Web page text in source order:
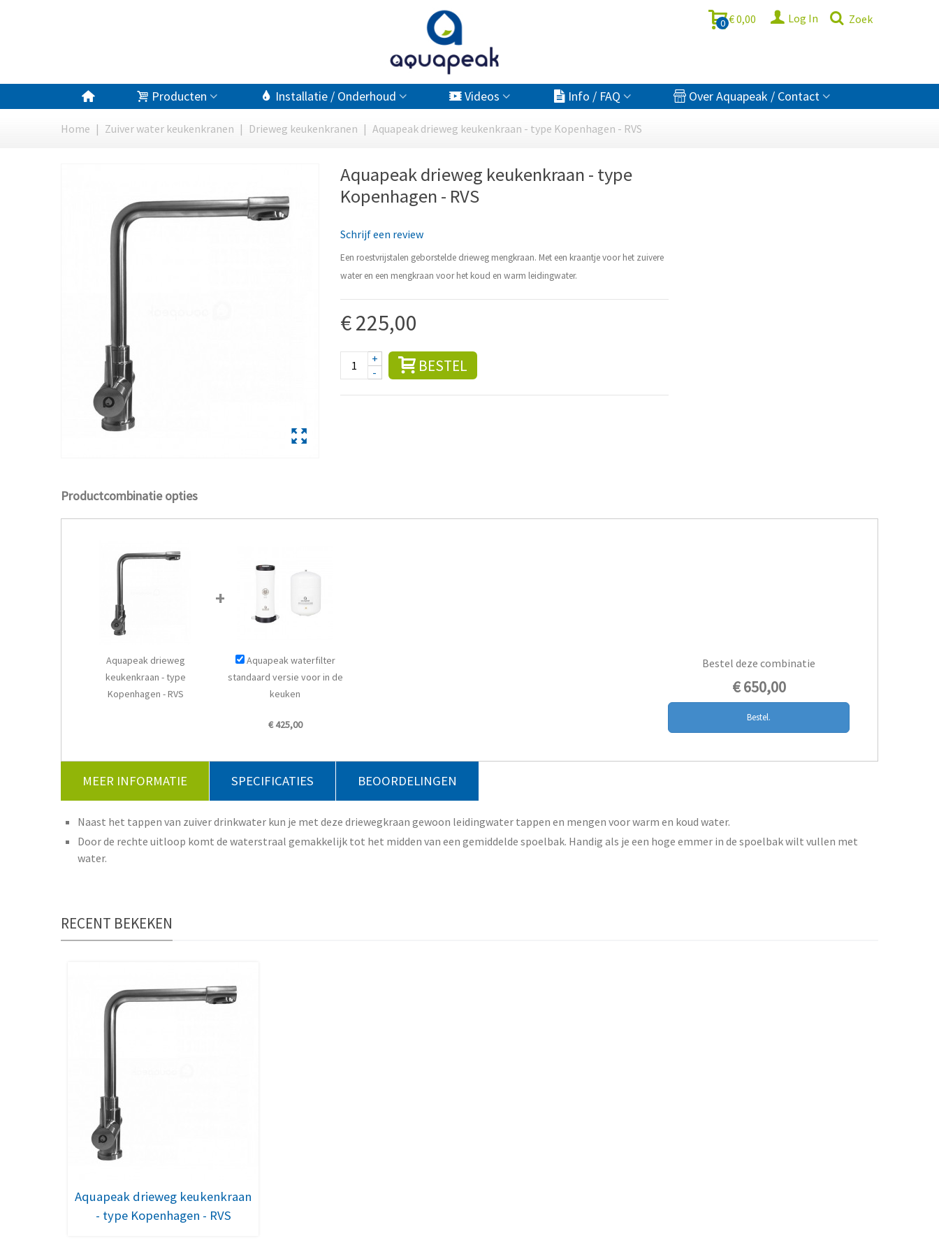
0 € 0,00 Log In Zoek
Producten Installatie / Onderhoud Videos Info / FAQ Over Aquapeak / Contact
Home | Zuiver water keukenkranen | Drieweg keukenkranen | Aquapeak drieweg keukenkraan - type Kopenhagen - RVS
Aquapeak drieweg keukenkraan - type
Kopenhagen - RVS
Schrijf een review
Een roestvrijstalen geborstelde drieweg mengkraan. Met een kraantje voor het zuivere
water en een mengkraan voor het koud en warm leidingwater.
€ 225,00
-
+ BESTEL
Productcombinatie opties
Aquapeak drieweg
keukenkraan - type
Kopenhagen - RVS
Aquapeak waterfilter
standaard versie voor in de
keuken
€ 425,00
Bestel deze combinatie
€ 650,00
Bestel.
MEER INFORMATIE SPECIFICATIES BEOORDELINGEN
Naast het tappen van zuiver drinkwater kun je met deze driewegkraan gewoon leidingwater tappen en mengen voor warm en koud water.
Door de rechte uitloop komt de waterstraal gemakkelijk tot het midden van een gemiddelde spoelbak. Handig als je een hoge emmer in de spoelbak wilt vullen met
water.
RECENT BEKEKEN
Aquapeak drieweg keukenkraan
- type Kopenhagen - RVS